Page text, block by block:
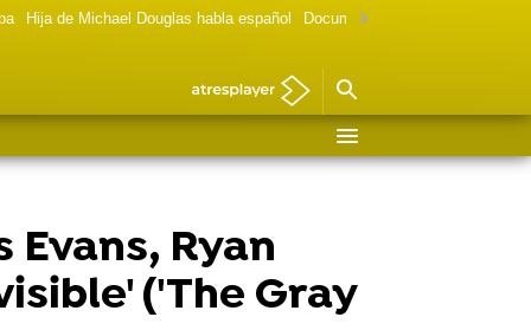
Hija de Michael Douglas habla español Documental Las chicas Gilmore
Ryan
('The Gray